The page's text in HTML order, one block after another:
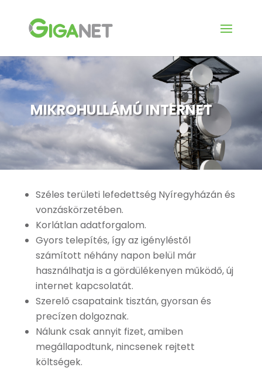
MIKROHULLÁMÚ INTERNET
Széles területi lefedettség Nyíregyházán és
vonzáskörzetében.
Korlátlan adatforgalom.
Gyors telepítés, így az igényléstől
számított néhány napon belül már
használhatja is a gördülékenyen működő, új
internet kapcsolatát.
Szerelő csapataink tisztán, gyorsan és
precízen dolgoznak.
Nálunk csak annyit fizet, amiben
megállapodtunk, nincsenek rejtett
költségek.